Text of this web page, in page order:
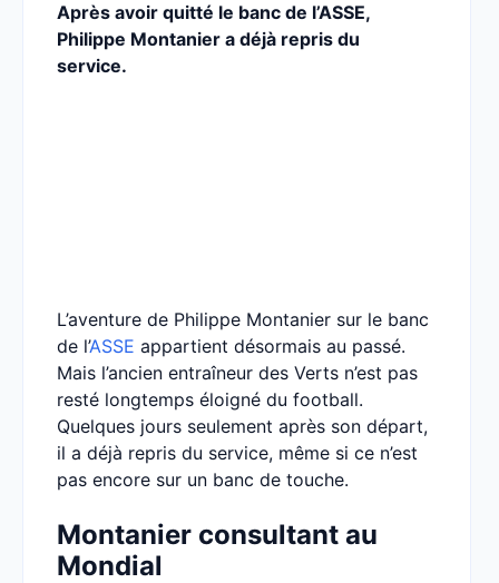
Après avoir quitté le banc de l’ASSE,
Philippe Montanier a déjà repris du
service.
L’aventure de Philippe Montanier sur le banc
de l’ASSE appartient désormais au passé.
Mais l’ancien entraîneur des Verts n’est pas
resté longtemps éloigné du football.
Quelques jours seulement après son départ,
il a déjà repris du service, même si ce n’est
pas encore sur un banc de touche.
Montanier consultant au
Mondial